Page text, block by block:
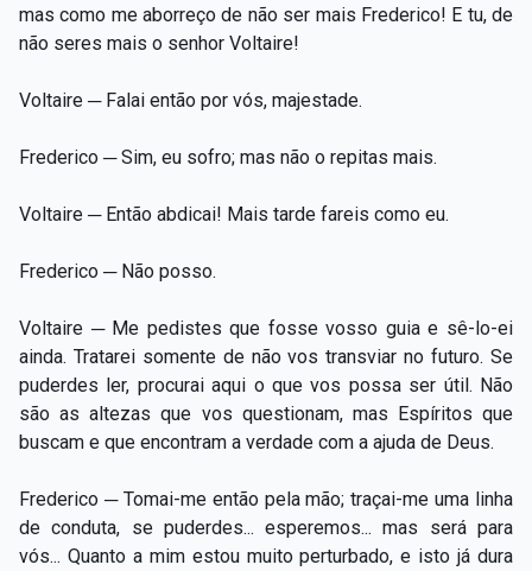
mas como me aborreço de não ser mais Frederico! E tu, de
não seres mais o senhor Voltaire!
Voltaire ─ Falai então por vós, majestade.
Frederico ─ Sim, eu sofro; mas não o repitas mais.
Voltaire ─ Então abdicai! Mais tarde fareis como eu.
Frederico ─ Não posso.
Voltaire ─ Me pedistes que fosse vosso guia e sê-lo-ei
ainda. Tratarei somente de não vos transviar no futuro. Se
puderdes ler, procurai aqui o que vos possa ser útil. Não
são as altezas que vos questionam, mas Espíritos que
buscam e que encontram a verdade com a ajuda de Deus.
Frederico ─ Tomai-me então pela mão; traçai-me uma linha
de conduta, se puderdes... esperemos... mas será para
vós... Quanto a mim estou muito perturbado, e isto já dura